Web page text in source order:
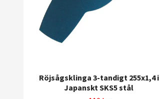
Röjsågsklinga 3-tandigt 255x1,4 i
Japanskt SKS5 stål